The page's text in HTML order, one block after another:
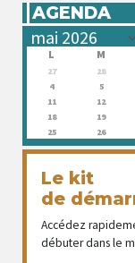
AGENDA
L M
27 28
4
5
11
12
18
19
25
26
Le kit
de
Accédez
débuter dans le